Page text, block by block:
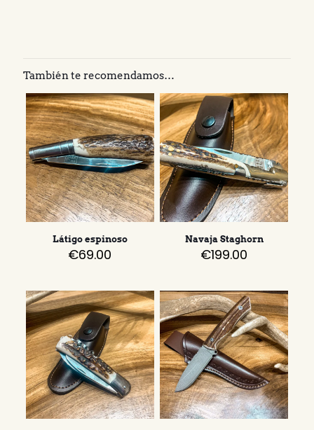
También te recomendamos…
Látigo espinoso
€69.00
Navaja Staghorn
€199.00